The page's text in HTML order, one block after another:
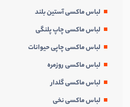
لباس ماکسی آستین بلند
لباس ماکسی چاپ پلنگی
لباس ماکسی چاپی حیوانات
لباس ماکسی روزمره
لباس ماکسی گلدار
لباس ماکسی نخی